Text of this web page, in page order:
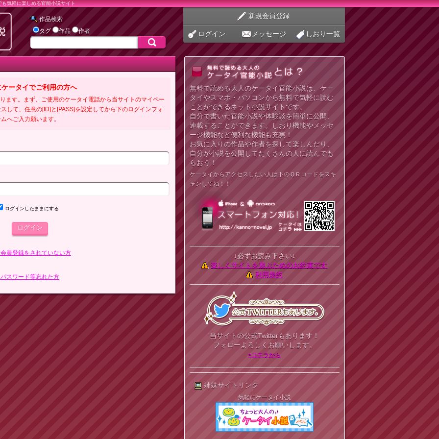
気軽に楽しめる官能小説サイト
作品検索
タグ
作品 作者
新規会員登録
ログイン メッセージ しおり一覧
ータイでご利用の方へ
ます。まず、ご使用のケータイ電話から当サイトのマイペー
して、任意の[ID]と[PASS]を設定してから下のログインフォ
へご入力願います。
ログインしたままにする
員登録をされていない方
スワード等忘れた方
無料で読める大人のケータイ官能小説は、ケー
タイやスマホ・パソコンから無料で気軽に読む
ことができるネット小説サイトです。
自分で書いた官能小説や体験談を簡単に公開、
連載することができます。しおり機能やメッセ
ージ機能など便利な機能も充実！
お気に入りの作品や作者を探して楽しんだり、
自分が小説を公開してたくさんの人に読んでも
らおう！
ケータイからアクセスしたい人は下のＱＲコードをスキ
ャンしてね！！
↓必ずお読み下さい↓
楽しくサイトを遊ぶためのお約束です
利用規約
当サイトの公式Twitterもあります！
フォローよろしくお願いします。
>コチラから
姉妹サイトリンク
気軽にケータイ小説